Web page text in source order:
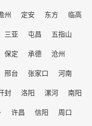
州 定安 东方
临高
三亚 屯昌
五指山
保定 承德
沧州
邢台 张家口
河南
封 洛阳 漯河
南阳
许昌 信阳
周口